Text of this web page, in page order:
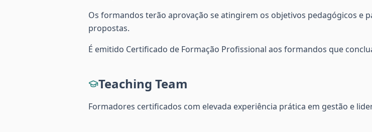
Os formandos terão aprovação se atingirem os objetivos pedagógicos e
propostas.
É emitido Certificado de Formação Profissional aos formandos que
Teaching Team
Formadores certificados com elevada experiência prática em gestão e